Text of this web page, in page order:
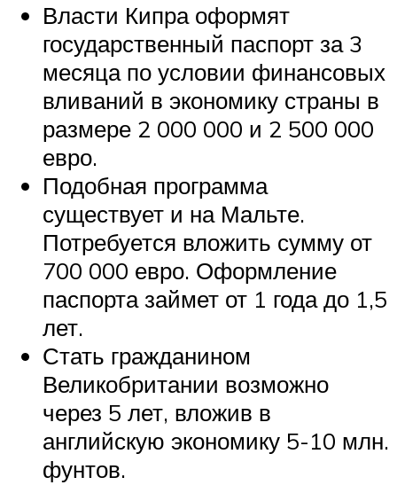
Власти Кипра оформят
государственный паспорт за 3
месяца по условии финансовых
вливаний в экономику страны в
размере 2 000 000 и 2 500 000
евро.
Подобная программа
существует и на Мальте.
Потребуется вложить сумму от
700 000 евро. Оформление
паспорта займет от 1 года до 1,5
лет.
Стать гражданином
Великобритании возможно
через 5 лет, вложив в
английскую экономику 5-10 млн.
фунтов.